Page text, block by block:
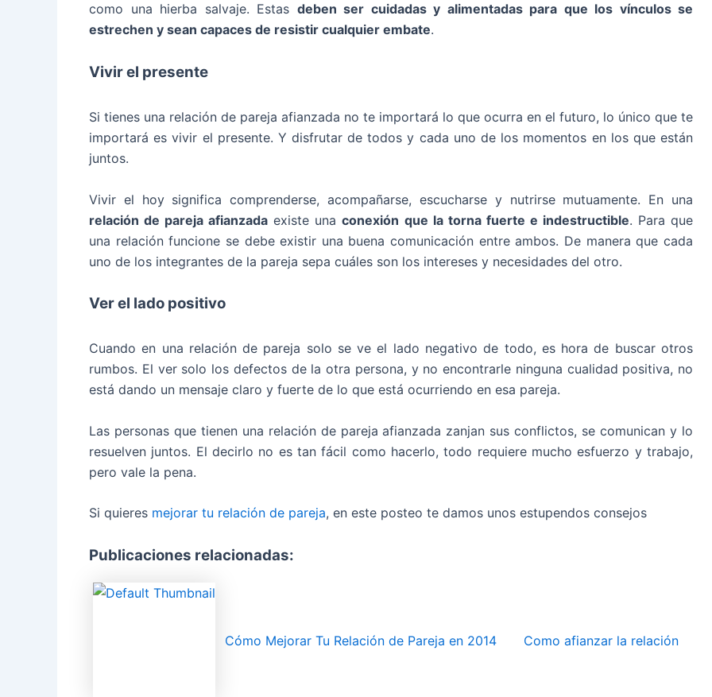
como una hierba salvaje. Estas deben ser cuidadas y alimentadas para que los vínculos se
estrechen y sean capaces de resistir cualquier embate.
Vivir el presente
Si tienes una relación de pareja afianzada no te importará lo que ocurra en el futuro, lo único que te
importará es vivir el presente. Y disfrutar de todos y cada uno de los momentos en los que están
juntos.
Vivir el hoy significa comprenderse, acompañarse, escucharse y nutrirse mutuamente. En una
relación de pareja afianzada existe unaconexión que la torna fuerte e indestructible. Para que
una relación funcione se debe existir una buena comunicación entre ambos. De manera que cada
uno de los integrantes de la pareja sepa cuáles son los intereses y necesidades del otro.
Ver el lado positivo
Cuando en una relación de pareja solo se ve el lado negativo de todo, es hora de buscar otros
rumbos. El ver solo los defectos de la otra persona, y no encontrarle ninguna cualidad positiva, no
está dando un mensaje claro y fuerte de lo que está ocurriendo en esa pareja.
Las personas que tienen una relación de pareja afianzada zanjan sus conflictos, se comunican y lo
resuelven juntos. El decirlo no es tan fácil como hacerlo, todo requiere mucho esfuerzo y trabajo,
pero vale la pena.
Si quieres mejorar tu relación de pareja, en este posteo te damos unos estupendos consejos
Publicaciones relacionadas:
Cómo Mejorar Tu Relación de Pareja en 2014 Como afianzar la relación